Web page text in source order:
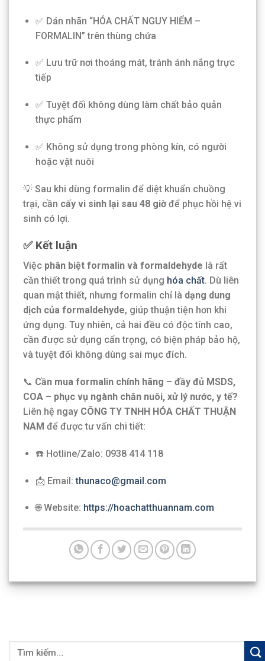
✅ Dán nhãn “HÓA CHẤT NGUY HIỂM –
FORMALIN” trên thùng chứa
✅ Lưu trữ nơi thoáng mát, tránh ánh nắng trực
tiếp
✅ Tuyệt đối không dùng làm chất bảo quản
thực phẩm
✅ Không sử dụng trong phòng kín, có người
hoặc vật nuôi
💡 Sau khi dùng formalin để diệt khuẩn chuồng
trại, cần cấy vi sinh lại sau 48 giờđể phục hồi hệ vi
sinh có lợi.
✅ Kết luận
Việc phân biệt formalin và formaldehyde là rất
cần thiết trong quá trình sử dụng hóa chất. Dù liên
quan mật thiết, nhưng formalin chỉ là dạng dung
dịch của formaldehyde, giúp thuận tiện hơn khi
ứng dụng. Tuy nhiên, cả hai đều có độc tính cao,
cần được sử dụng cẩn trọng, có biện pháp bảo hộ,
và tuyệt đối không dùng sai mục đích.
📞 Cần mua formalin chính hãng – đầy đủ MSDS,
COA – phục vụ ngành chăn nuôi, xử lý nước, y tế?
Liên hệ ngay CÔNG TY TNHH HÓA CHẤT THUẬN
NAM để được tư vấn chi tiết:
☎️ Hotline/Zalo: 0938 414 118
📩 Email:thunaco@gmail.com
🌐 Website: https://hoachatthuannam.com